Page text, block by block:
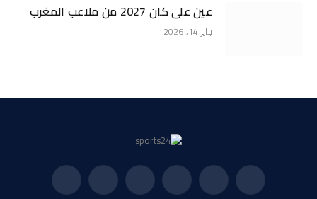
عين على كان 2027 من ملاعب المغرب
يناير 14, 2026
فيسبوك الانستغرام بينتيريست فيميو يوتيوب